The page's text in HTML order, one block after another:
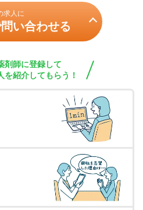
求人に
い合わせる
剤師に登録して
を紹介してもらう！